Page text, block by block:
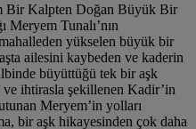
Bir Kalpten Doğan Büyük Bir
Meryem Tunalı’nın
yükselen büyük bir
ailesini kaybeden ve kaderin
büyüttüğü tek bir aşk
ihtirasla şekillenen Kadir’in
Meryem’in yolları
bir aşk hikayesinden çok daha